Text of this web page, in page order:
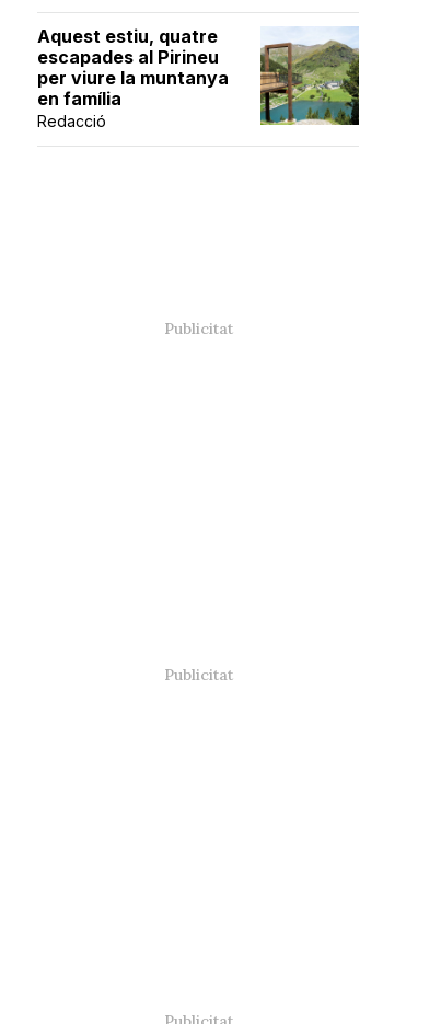
Aquest estiu, quatre
escapades al Pirineu
per viure la muntanya
en família
Redacció